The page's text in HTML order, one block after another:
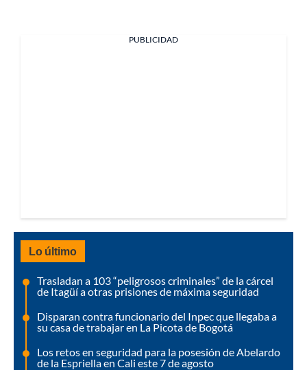
PUBLICIDAD
Lo último
Trasladan a 103 “peligrosos criminales” de la cárcel
de Itagüí a otras prisiones de máxima seguridad
Disparan contra funcionario del Inpec que llegaba a
su casa de trabajar en La Picota de Bogotá
Los retos en seguridad para la posesión de Abelardo
de la Espriella en Cali este 7 de agosto